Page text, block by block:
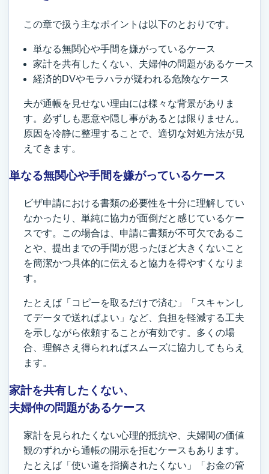
この章で扱う主なポイントは以下のとおりです。
単なる無関心や手間を嫌がっているケース
家計を共有したくない、夫婦仲の問題があるケース
経済的DVやモラハラが疑われる危険なケース
夫が通帳を見せない理由には様々な背景がありま
す。必ずしも悪意や隠し事があるとは限りません。
原因を冷静に整理することで、適切な対処方法が見
えてきます。
単なる無関心や手間を嫌がっているケース
ビザ申請における書類の必要性を十分に理解してい
なかったり、単純に協力が面倒だと感じているケー
スです。この場合は、申請に書類が不可欠であるこ
とや、提出までの手間が思ったほど大きくないこと
を簡潔かつ具体的に伝えると協力を得やすくなりま
す。
たとえば「コピーを取るだけで済む」「スキャンし
てデータで送ればよい」など、負担を軽減する工夫
を示しながら依頼することが有効です。多くの場
合、理解さえ得られればスムーズに協力してもらえ
ます。
家計を共有したくない、
夫婦仲の問題があるケース
家計を見られたくない心理的抵抗や、夫婦間の価値
観のずれから通帳の開示を拒むケースもあります。
たとえば「使い道を指摘されたくない」「お金の管